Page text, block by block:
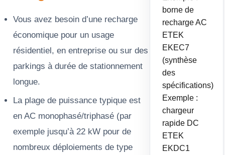
Vous avez besoin d’une recharge
économique pour un usage
résidentiel, en entreprise ou sur des
parkings à durée de stationnement
longue.
La plage de puissance typique est
en AC monophasé/triphasé (par
exemple jusqu’à 22 kW pour de
nombreux déploiements de type
borne de
recharge AC
ETEK
EKEC7
(synthèse
des
spécifications)
Exemple :
chargeur
rapide DC
ETEK
EKDC1